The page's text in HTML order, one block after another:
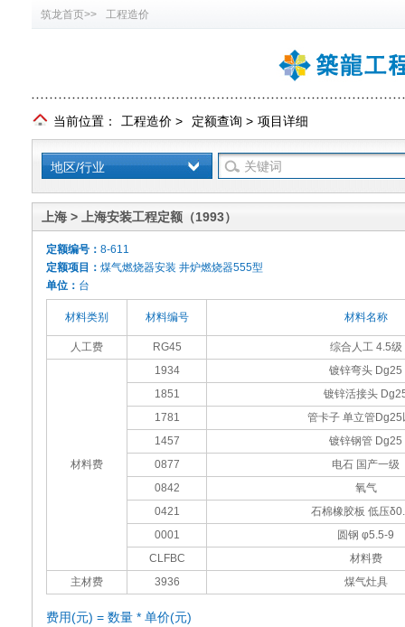
筑龙首页>> 工程造价
当前位置： 工程造价 > 定额查询 > 项目详细
地区/行业
上海 > 上海安装工程定额（1993）
定额编号： 8-611
定额项目： 煤气燃烧器安装 井炉燃烧器555型
单位： 台
材料类别 材料编号 材料名称
人工费 RG45 综合人工 4.5级
材料费
1934
镀锌弯头 Dg25
1851
镀锌活接头
1781
管卡子 单立管Dg25
1457
镀锌钢管 Dg25
0877
电石 国产一级
0842
氧气
0421
石棉橡胶板 低压
0001
圆钢 φ5.5-9
CLFBC
材料费
主材费
3936 煤气灶具
费用(元) = 数量 * 单价(元)